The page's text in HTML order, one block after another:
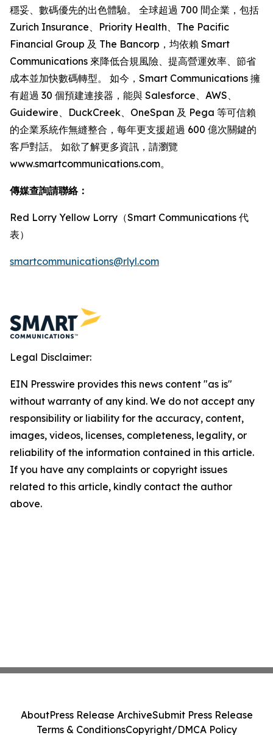
穩妥、數碼優先的出色體驗。 全球超過 700 間企業，包括
Zurich Insurance、Priority Health、The Pacific
Financial Group 及 The Bancorp，均依賴 Smart
Communications 來降低合規風險、提高營運效率、節省
成本並加快數碼轉型。 如今，Smart Communications 擁
有超過 30 個預建連接器，能與 Salesforce、AWS、
Guidewire、DuckCreek、OneSpan 及 Pega 等可信賴
的企業系統作無縫整合，每年更支援超過 600 億次關鍵的
客戶對話。 如欲了解更多資訊，請瀏覽
www.smartcommunications.com。
傳媒查詢請聯絡：
Red Lorry Yellow Lorry（Smart Communications 代
表）
smartcommunications@rlyl.com
Legal Disclaimer:
EIN Presswire provides this news content "as is"
without warranty of any kind. We do not accept any
responsibility or liability for the accuracy, content,
images, videos, licenses, completeness, legality, or
reliability of the information contained in this article.
If you have any complaints or copyright issues
related to this article, kindly contact the author
above.
AboutPress Release ArchiveSubmit Press Release
Terms & ConditionsCopyright/DMCA Policy